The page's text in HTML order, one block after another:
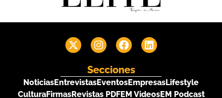
Secciones
NoticiasEntrevistasEventosEmpresasLifestyle
CulturaFirmasRevistas PDFEM VideosEM Podcast